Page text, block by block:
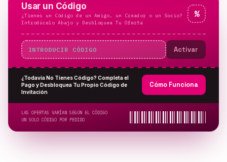
Usar un Código
¿Tienes un Código de un Amigo, un Creador o un Socio?
Introdúcelo Abajo y Desbloquea Tu Oferta
%
Activar
¿Todavía No Tienes Código? Completa el
Pago y Desbloquea Tu Propio Código de
Invitación
Cómo Funciona
LAS OFERTAS VARÍAN SEGÚN EL CÓDIGO
UN SOLO CÓDIGO POR PEDIDO